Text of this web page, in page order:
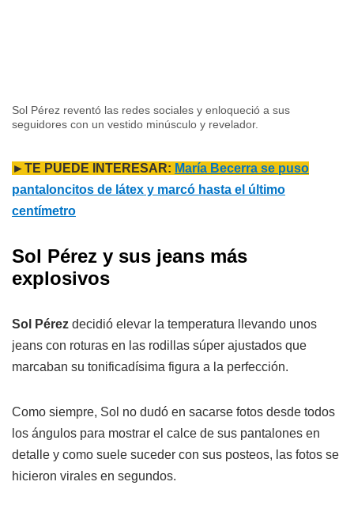
Sol Pérez reventó las redes sociales y enloqueció a sus
seguidores con un vestido minúsculo y revelador.
►TE PUEDE INTERESAR: María Becerra se puso
pantaloncitos de látex y marcó hasta el último
centímetro
Sol Pérez y sus jeans más
explosivos
Sol Pérez decidió elevar la temperatura llevando unos
jeans con roturas en las rodillas súper ajustados que
marcaban su tonificadísima figura a la perfección.
Como siempre, Sol no dudó en sacarse fotos desde todos
los ángulos para mostrar el calce de sus pantalones en
detalle y como suele suceder con sus posteos, las fotos se
hicieron virales en segundos.